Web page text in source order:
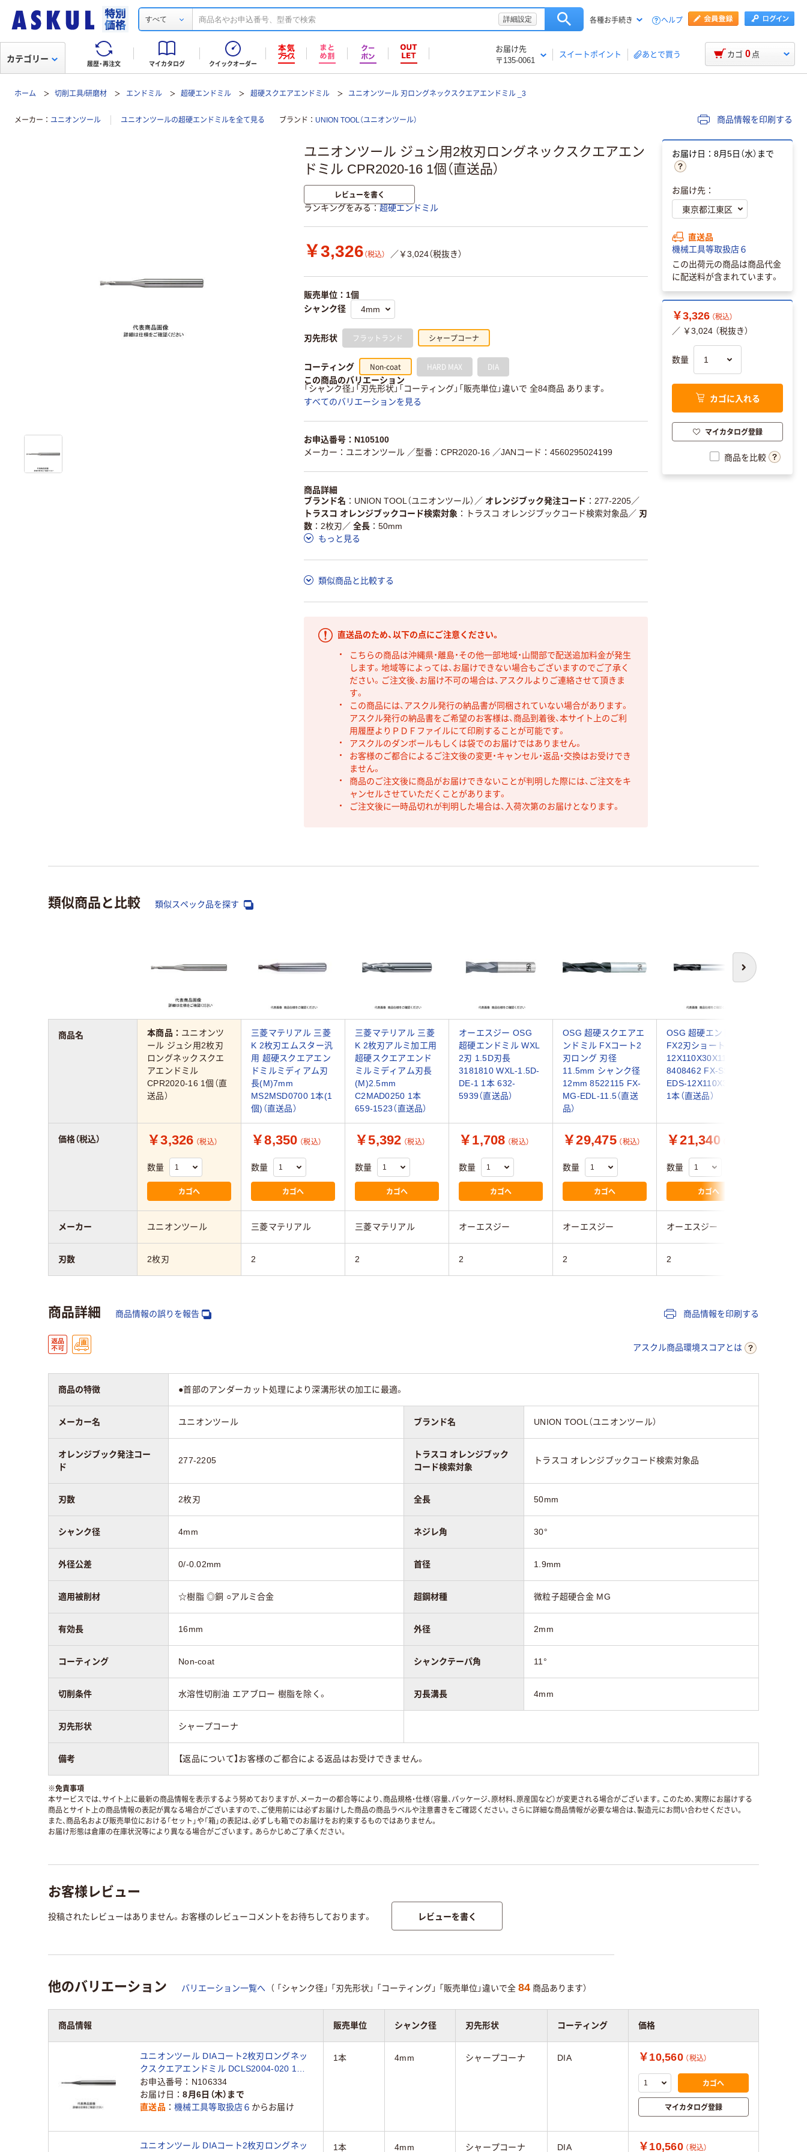
すべて 詳細設定 各種お手続き ヘルプ
履歴・再注文 マイカタログ クイックオーダー
お届け先
〒135-0061
スイートポイント あとで買う
カテゴリー カゴ 0 点
ホーム 切削工具/研磨材 エンドミル 超硬エンドミル 超硬スクエアエンドミル ユニオンツール 刃ロングネックスクエアエンドミル _3
メーカー ユニオンツール ユニオンツールの超硬エンドミルを全て見る ブランド UNION TOOL（ユニオンツール） 商品情報を印刷する
ユニオンツール ジュシ用2枚刃ロングネックスクエアエン
ドミル CPR2020-16 1個（直送品）
レビューを書く
ランキングをみる 超硬エンドミル
￥3,326 （税込） ／￥3,024（税抜き）
販売単位：1個
シャンク径
刃先形状 フラットランド シャープコーナ
コーティング Non-coat HARD MAX DIA
この商品のバリエーション
「シャンク径」「刃先形状」「コーティング」「販売単位」違いで 全84商品 あります。
すべてのバリエーションを見る
お申込番号：N105100
メーカー：ユニオンツール ／型番：CPR2020-16 ／JANコード：4560295024199
商品詳細
ブランド名
UNION TOOL（ユニオンツール） ／ オレンジブック発注コード 277-2205／
トラスコ オレンジブックコード検索対象
トラスコ オレンジブックコード検索対象品 ／ 刃
数
2枚刃 ／ 全長
50mm
もっと見る
類似商品と比較する
直送品のため、以下の点にご注意ください。
こちらの商品は沖縄県・離島・その他一部地域・山間部で配送追加料金が発生
します。地域等によっては、お届けできない場合もございますのでご了承く
ださい。ご注文後、お届け不可の場合は、アスクルよりご連絡させて頂きま
す。
この商品には、アスクル発行の納品書が同梱されていない場合があります。
アスクル発行の納品書をご希望のお客様は、商品到着後、本サイト上のご利
用履歴よりＰＤＦファイルにて印刷することが可能です。
アスクルのダンボールもしくは袋でのお届けではありません。
お客様のご都合によるご注文後の変更・キャンセル・返品・交換はお受けでき
ません。
商品のご注文後に商品がお届けできないことが判明した際には、ご注文をキ
ャンセルさせていただくことがあります。
ご注文後に一時品切れが判明した場合は、入荷次第のお届けとなります。
お届け日：8月5日（水）まで
お届け先：
直送品
機械工具等取扱店６
この出荷元の商品は商品代金
に配送料が含まれています。
￥3,326 （税込）
／ ￥3,024 （税抜き）
数量
カゴに入れる
マイカタログ登録
商品を比較
類似商品と比較 類似スペック品を探す
次へ
本商品： ユニオンツ
ール ジュシ用2枚刃
ロングネックスクエ
アエンドミル
CPR2020-16 1個（直
送品）
三菱マテリアル 三菱
K 2枚刃エムスター汎
用 超硬スクエアエン
ドミルミディアム刃
長(M)7mm
MS2MSD0700 1本(1
個)（直送品）
三菱マテリアル 三菱
K 2枚刃アルミ加工用
超硬スクエアエンド
ミルミディアム刃長
(M)2.5mm
C2MAD0250 1本
659-1523（直送品）
オーエスジー OSG
超硬エンドミル WXL
2刃 1.5D刃長
3181810 WXL-1.5D-
DE-1 1本 632-
5939（直送品）
OSG 超硬スクエアエ
ンドミル FXコート2
刃ロング 刃径
11.5mm シャンク径
12mm 8522115 FX-
MG-EDL-11.5（直送
品）
OSG 超硬エンドミル
FX2刃ショート
12X110X30X11
8408462 FX-SS-
EDS-12X110X30X11
1本（直送品）
￥3,326 （税込）
数量
カゴへ
￥8,350 （税込）
数量
カゴへ
￥5,392 （税込）
数量
カゴへ
￥1,708 （税込）
数量
カゴへ
￥29,475 （税込）
数量
カゴへ
￥21,340
数量
カゴへ
ユニオンツール 三菱マテリアル 三菱マテリアル オーエスジー オーエスジー オーエスジー
2枚刃 2 2 2 2 2
商品名
価格（税込）
メーカー
刃数
商品詳細 商品情報の誤りを報告 商品情報を印刷する
アスクル商品環境スコアとは
商品の特徴 ●首部のアンダーカット処理により深溝形状の加工に最適。
メーカー名 ユニオンツール ブランド名 UNION TOOL（ユニオンツール）
オレンジブック発注コー
ド
277-2205
トラスコ オレンジブック
コード検索対象
トラスコ オレンジブックコード検索対象品
刃数 2枚刃 全長 50mm
シャンク径 4mm ネジレ角 30°
外径公差 0/-0.02mm 首径 1.9mm
適用被削材 ☆樹脂 ◎銅 ○アルミ合金 超鋼材種 微粒子超硬合金 MG
有効長 16mm 外径 2mm
コーティング Non-coat シャンクテーパ角 11°
切削条件 水溶性切削油 エアブロー 樹脂を除く。 刃長溝長 4mm
刃先形状 シャープコーナ
備考 【返品について】お客様のご都合による返品はお受けできません。
※免責事項
本サービスでは、サイト上に最新の商品情報を表示するよう努めておりますが、メーカーの都合等により、商品規格・仕様（容量、パッケージ、原材料、原産国など）が変更される場合がございます。このため、実際にお届けする
商品とサイト上の商品情報の表記が異なる場合がございますので、ご使用前には必ずお届けした商品の商品ラベルや注意書きをご確認ください。さらに詳細な商品情報が必要な場合は、製造元にお問い合わせください。
また、商品名および販売単位における「セット」や「箱」の表記は、必ずしも箱でのお届けをお約束するものではありません。
お届け形態は倉庫の在庫状況等により異なる場合がございます。あらかじめご了承ください。
お客様レビュー
投稿されたレビューはありません。お客様のレビューコメントをお待ちしております。 レビューを書く
他のバリエーション バリエーション一覧へ （ 「シャンク径」 「刃先形状」 「コーティング」 「販売単位」違いで全 84 商品あります）
商品情報 販売単位 シャンク径 刃先形状 コーティング 価格
ユニオンツール DIAコート2枚刃ロングネッ
クスクエアエンドミル DCLS2004-020 1本
（直送品）
お申込番号
N106334
お届け日
8月6日（木）まで
直送品
機械工具等取扱店６ からお届け
1本 4mm シャープコーナ DIA ￥10,560 （税込）
カゴへ
マイカタログ登録
ユニオンツール DIAコート2枚刃ロングネッ 1本 4mm シャープコーナ DIA ￥10,560 （税込）